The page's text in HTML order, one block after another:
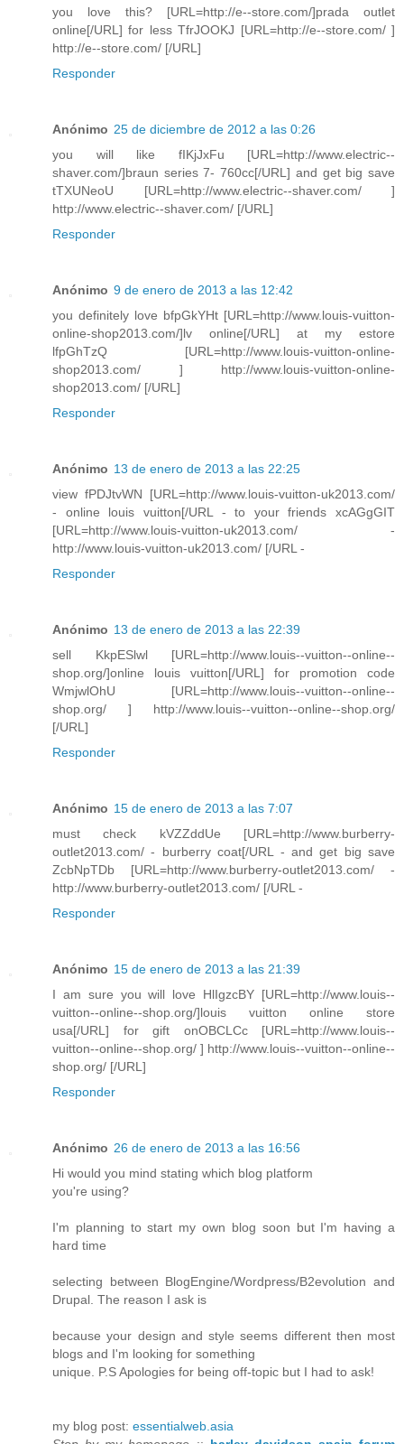
you love this? [URL=http://e--store.com/]prada outlet
online[/URL] for less TfrJOOKJ [URL=http://e--store.com/ ]
http://e--store.com/ [/URL]
Responder
Anónimo 25 de diciembre de 2012 a las 0:26
you will like fIKjJxFu [URL=http://www.electric--
shaver.com/]braun series 7- 760cc[/URL] and get big save
tTXUNeoU [URL=http://www.electric--shaver.com/ ]
http://www.electric--shaver.com/ [/URL]
Responder
Anónimo 9 de enero de 2013 a las 12:42
you definitely love bfpGkYHt [URL=http://www.louis-vuitton-
online-shop2013.com/]lv online[/URL] at my estore
lfpGhTzQ [URL=http://www.louis-vuitton-online-
shop2013.com/ ] http://www.louis-vuitton-online-
shop2013.com/ [/URL]
Responder
Anónimo 13 de enero de 2013 a las 22:25
view fPDJtvWN [URL=http://www.louis-vuitton-uk2013.com/
- online louis vuitton[/URL - to your friends xcAGgGIT
[URL=http://www.louis-vuitton-uk2013.com/ -
http://www.louis-vuitton-uk2013.com/ [/URL -
Responder
Anónimo 13 de enero de 2013 a las 22:39
sell KkpESlwl [URL=http://www.louis--vuitton--online--
shop.org/]online louis vuitton[/URL] for promotion code
WmjwlOhU [URL=http://www.louis--vuitton--online--
shop.org/ ] http://www.louis--vuitton--online--shop.org/
[/URL]
Responder
Anónimo 15 de enero de 2013 a las 7:07
must check kVZZddUe [URL=http://www.burberry-
outlet2013.com/ - burberry coat[/URL - and get big save
ZcbNpTDb [URL=http://www.burberry-outlet2013.com/ -
http://www.burberry-outlet2013.com/ [/URL -
Responder
Anónimo 15 de enero de 2013 a las 21:39
I am sure you will love HlIgzcBY [URL=http://www.louis--
vuitton--online--shop.org/]louis vuitton online store
usa[/URL] for gift onOBCLCc [URL=http://www.louis--
vuitton--online--shop.org/ ] http://www.louis--vuitton--online--
shop.org/ [/URL]
Responder
Anónimo 26 de enero de 2013 a las 16:56
Hi would you mind stating which blog platform
you're using?
I'm planning to start my own blog soon but I'm having a
hard time
selecting between BlogEngine/Wordpress/B2evolution and
Drupal. The reason I ask is
because your design and style seems different then most
blogs and I'm looking for something
unique. P.S Apologies for being off-topic but I had to ask!
my blog post: essentialweb.asia